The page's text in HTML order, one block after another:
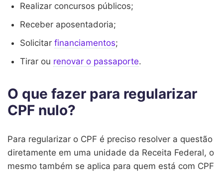
Realizar concursos públicos;
Receber aposentadoria;
Solicitar financiamentos;
Tirar ou renovar o passaporte.
O que fazer para regularizar
CPF nulo?
Para regularizar o CPF é preciso resolver a questão
diretamente em uma unidade da Receita Federal, o
mesmo também se aplica para quem está com CPF